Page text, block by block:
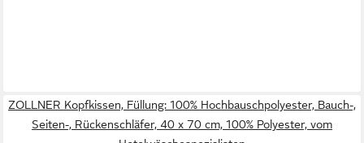
ZOLLNER Kopfkissen, Füllung: 100% Hochbauschpolyester, Bauch-,
Seiten-, Rückenschläfer, 40 x 70 cm, 100% Polyester, vom